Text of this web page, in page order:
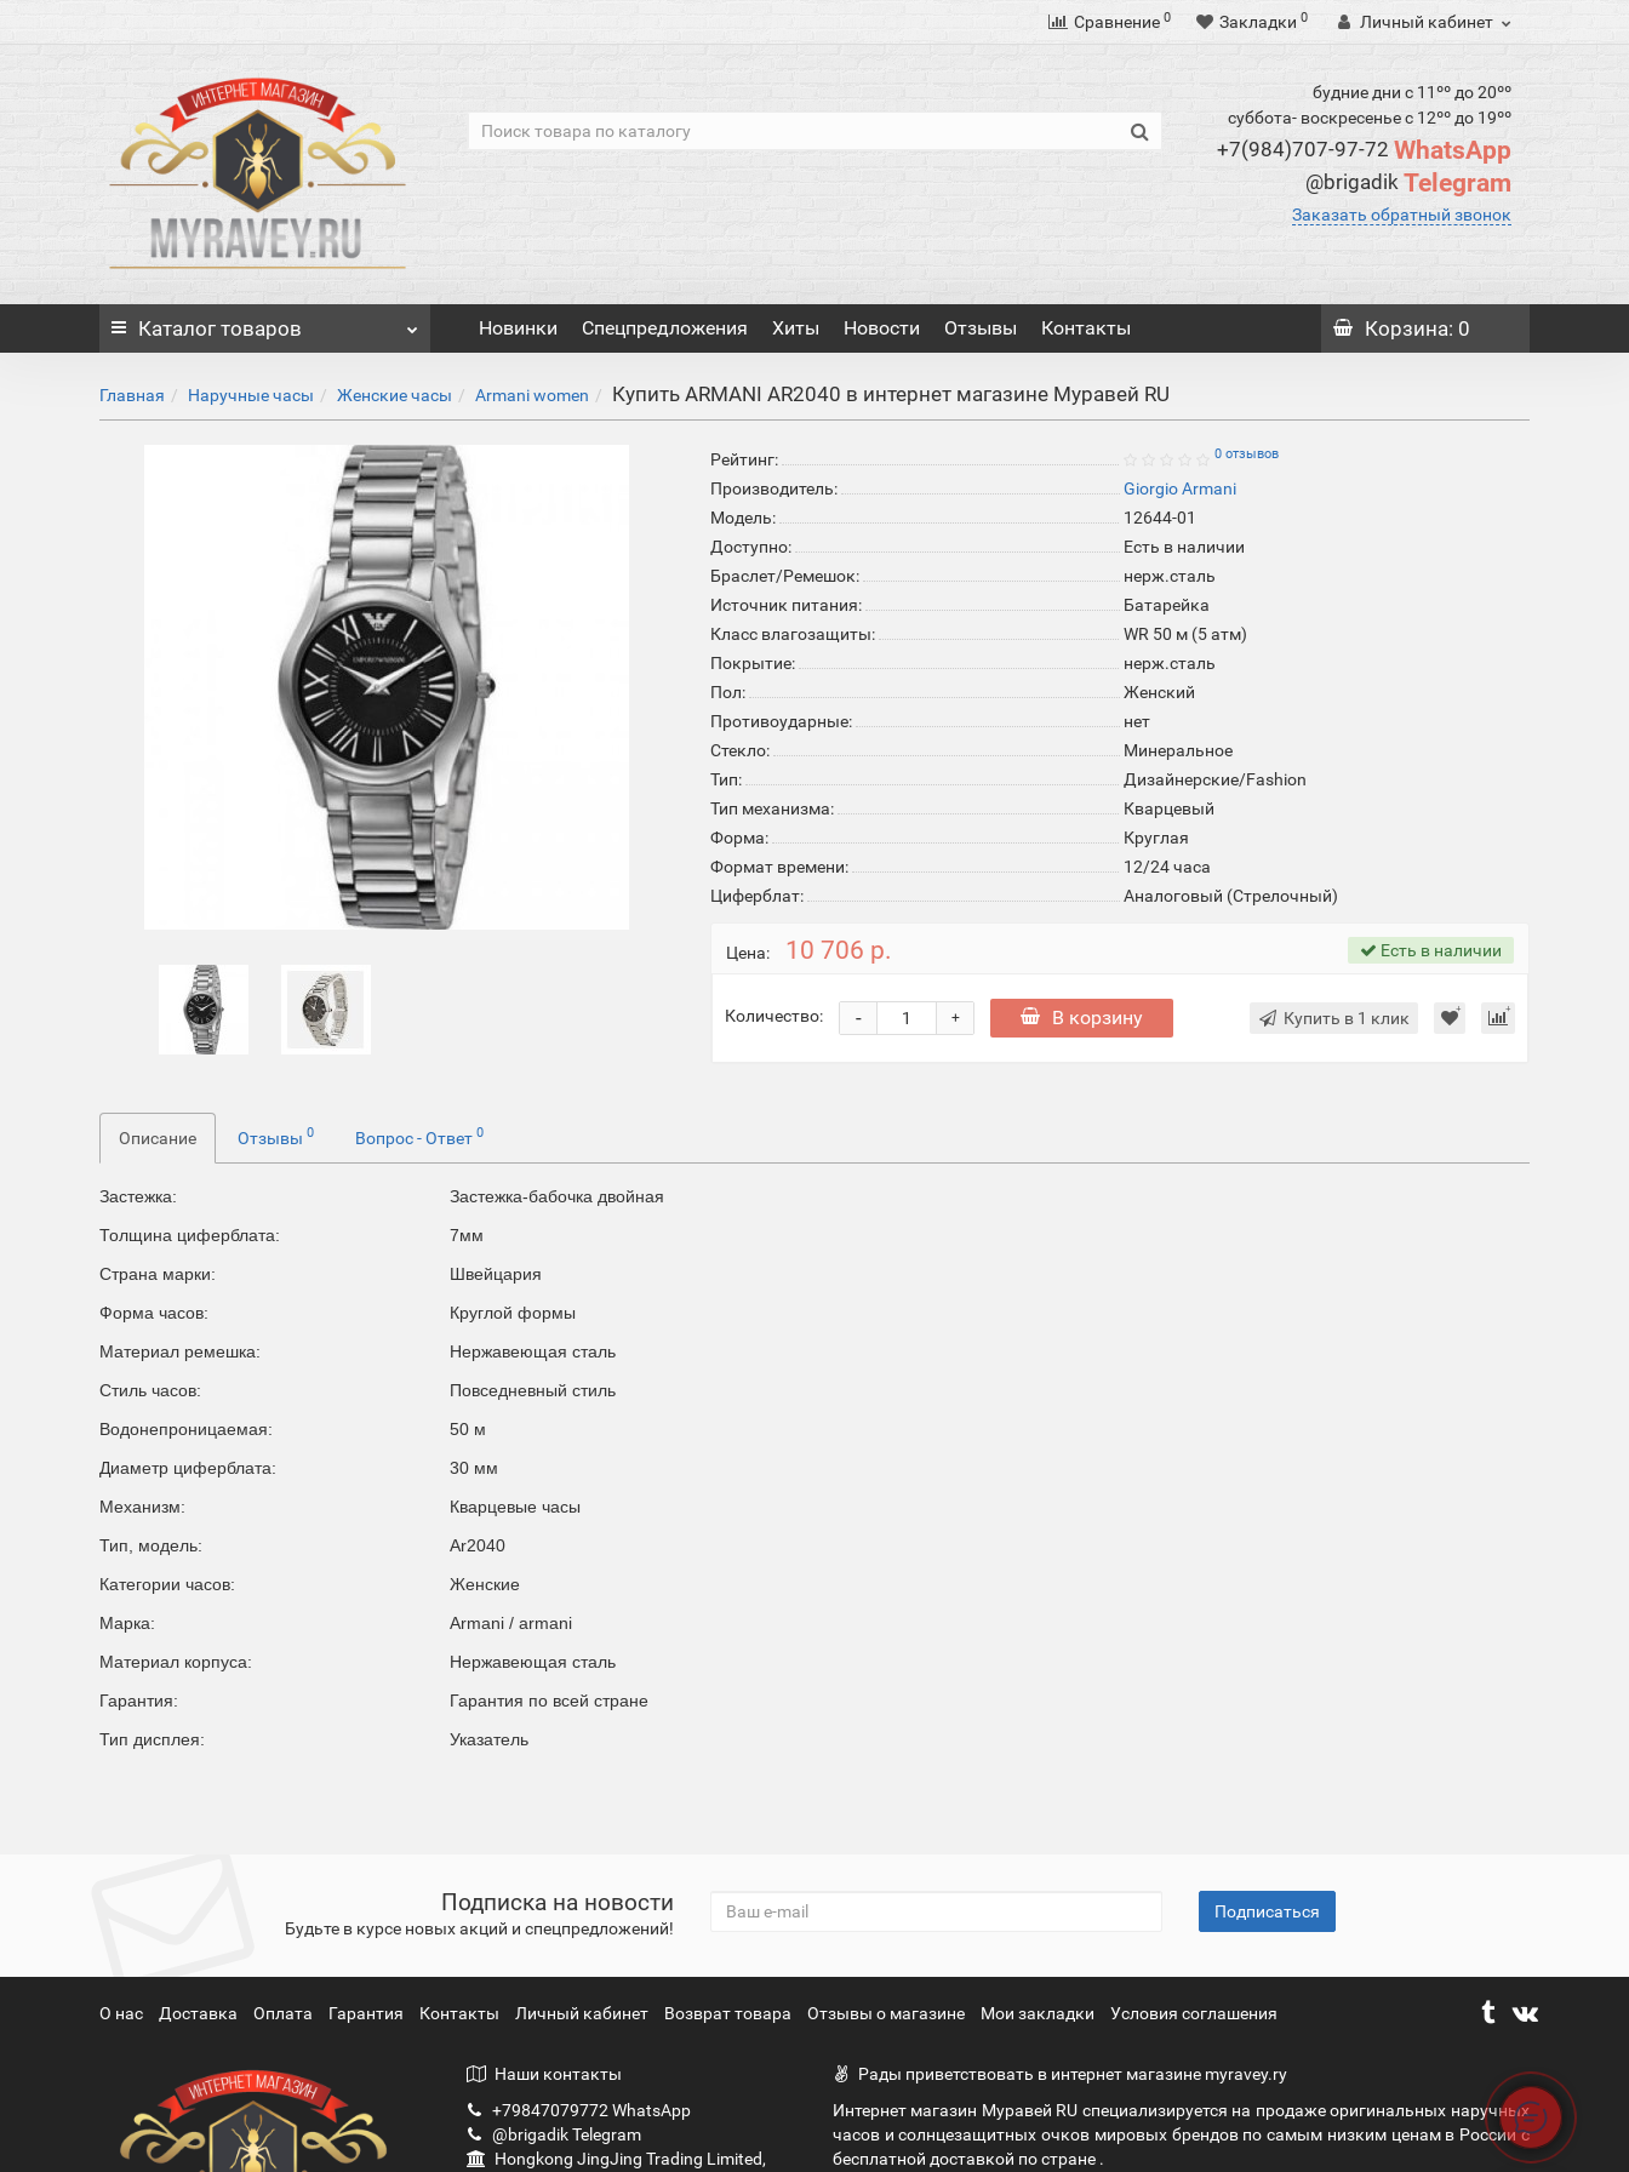
Сравнение 0 Закладки 0 Личный кабинет
будние дни с 11ºº до 20ºº
суббота- воскресенье с 12ºº до 19ºº
+7(984)707-97-72 WhatsApp
@brigadikTelegram
Заказать обратный звонок
Каталог товаров Новинки Спецпредложения Хиты Новости Отзывы Контакты Корзина: 0
Главная Наручные часы Женские часы Armani women Купить ARMANI AR2040 в интернет магазине Муравей RU
Рейтинг: 0 отзывов
Производитель:
Giorgio Armani
Модель:
12644-01
Доступно:
Есть в наличии
Браслет/Ремешок:
нерж.сталь
Источник питания:
Батарейка
Класс влагозащиты:
WR 50 м (5 атм)
Покрытие:
нерж.сталь
Пол:
Женский
Противоударные:
нет
Стекло:
Минеральное
Тип:
Дизайнерские/Fashion
Тип механизма:
Кварцевый
Форма:
Круглая
Формат времени:
12/24 часа
Циферблат:
Аналоговый (Стрелочный)
Цена: 10 706 р. Есть в наличии
Количество: +
- В корзину Купить в 1 клик
Описание Отзывы0 Вопрос - Ответ0
Застежка:
Застежка-бабочка двойная
Толщина циферблата:
7мм
Страна марки:
Швейцария
Форма часов:
Круглой формы
Материал ремешка:
Нержавеющая сталь
Стиль часов:
Повседневный стиль
Водонепроницаемая:
50 м
Диаметр циферблата:
30 мм
Механизм:
Кварцевые часы
Тип, модель:
Ar2040
Категории часов:
Женские
Марка:
Armani / armani
Материал корпуса:
Нержавеющая сталь
Гарантия:
Гарантия по всей стране
Тип дисплея:
Указатель
Подписка на новости
Будьте в курсе новых акций и спецпредложений!
Подписаться
О нас Доставка Оплата Гарантия Контакты Личный кабинет Возврат товара Отзывы о магазине Мои закладки Условия соглашения
Наши контакты
+79847079772 WhatsApp
@brigadik Telegram
Hongkong JingJing Trading Limited,
Рады приветствовать в интернет магазине myravey.ry
Интернет магазин Муравей RU специализируется на продаже оригинальных наручных
часов и солнцезащитных очков мировых брендов по самым низким ценам в России с
бесплатной доставкой по стране .